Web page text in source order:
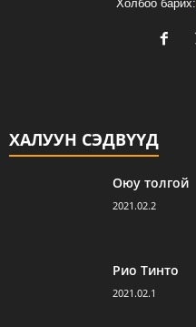
Холбоо барих:
ХАЛУУН СЭДВҮҮД
Оюу толгой
2021.02.2
Рио Тинто
2021.02.1